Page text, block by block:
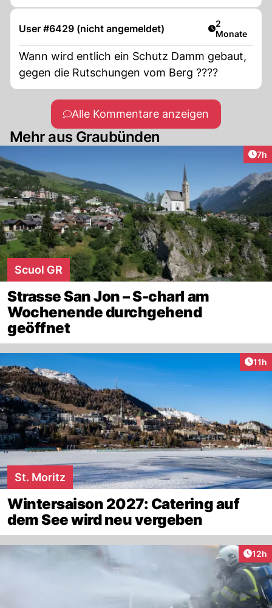
User #6429 (nicht angemeldet) Artikel
2
Monate
Wann wird entlich ein Schutz Damm gebaut,
gegen die Rutschungen vom Berg ????
Alle Kommentare anzeigen
Mehr aus Graubünden
7h
Scuol GR
Strasse San Jon – S-charl am
Wochenende durchgehend
geöffnet
11h
St. Moritz
Wintersaison 2027: Catering auf
dem See wird neu vergeben
12h